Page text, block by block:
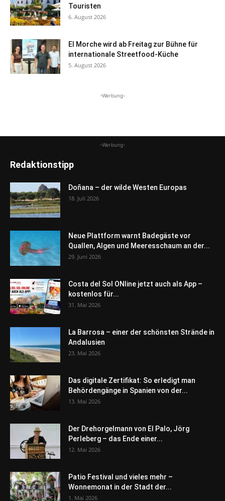
Touristen
6. August 2026
El Morche wird ab Freitag zur Bühne für
internationale Streetfood-Küche
5. August 2026
-Werbung-
-Werbung-
Redaktionstipp
Doñana – der wilde Westen Europas
18. Juli 2026
Neue Plattform warnt Badegäste vor
Quallen, Algen und Meeresschaum an der...
29. Juni 2026
Costa del Sol ONline jetzt auch als App –
kostenlos für...
31. Mai 2026
La Barrosa – einer der schönsten Strände in
Andalusien
23. Mai 2026
Das digitale Zertifikat: So erledigt man
Behördengänge in Spanien von der...
13. Mai 2026
Der Drehorgelmann von El Palo, Jörg
Perleberg – das Ende einer...
12. Mai 2026
Patio Festival und vieles mehr –
Wonnemonat in der Stadt der...
1. Mai 2026